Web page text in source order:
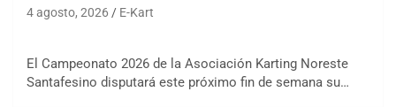
4 agosto, 2026 E-Kart
El Campeonato 2026 de la Asociación Karting Noreste
Santafesino disputará este próximo fin de semana su…